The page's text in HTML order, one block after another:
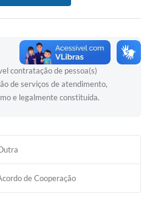
contratação de pessoa(s)
de serviços de atendimento,
e legalmente constituída.
de Cooperação